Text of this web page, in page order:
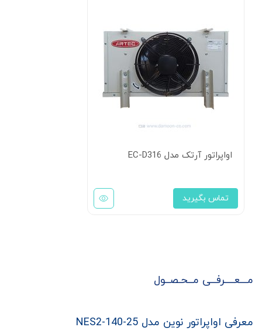
اواپراتور آرتک مدل EC-D316
تماس بگیرید
مـــعــــرفــی مــحـصــول
معرفی اواپراتور نوین مدل NES2-140-25